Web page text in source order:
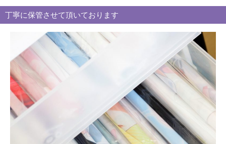
リ
ー
ロ
グ
丁寧に保管させて頂いております